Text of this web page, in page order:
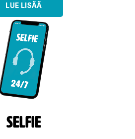
LUE LISÄÄ
Selfie